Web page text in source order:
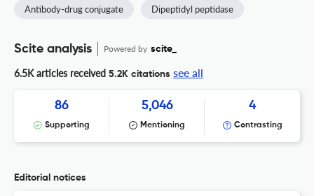
Antibody-drug conjugate Dipeptidyl peptidase
Scite analysis Powered by scite_
6.5K articles received 5.2K citations see all
86
Supporting
5,046
Mentioning
4
Contrasting
Editorial notices